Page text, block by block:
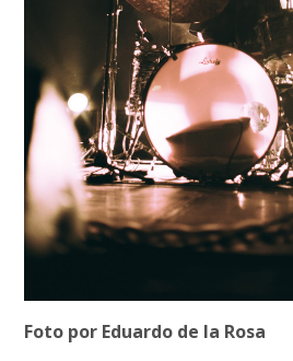
Foto por Eduardo de la Rosa